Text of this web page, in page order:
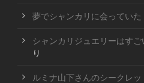
夢でシャンカリに会っていた
シャンカリジュエリーはすご
り
ルミナ山下さんのシークレ